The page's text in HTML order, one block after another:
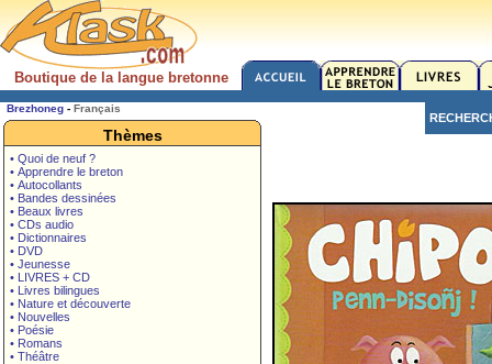
Boutique de la langue bretonne
Brezhoneg - Français
Thèmes
• Quoi de neuf ?
• Apprendre le breton
• Autocollants
• Bandes dessinées
• Beaux livres
• CDs audio
• Dictionnaires
• DVD
• Jeunesse
• LIVRES + CD
• Livres bilingues
• Nature et découverte
• Nouvelles
• Poésie
• Romans
• Théâtre